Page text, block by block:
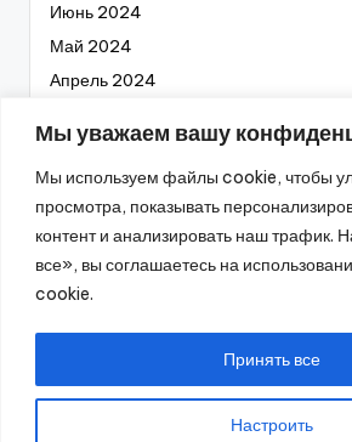
Мы уважаем вашу
Мы используем файлы cookie, чтобы
просмотра, показывать
контент и анализировать наш трафик.
все», вы соглашаетесь на
cookie.
Настроить
Принять все
Июнь 2024
Май 2024
Апрель 2024
Февраль 2024
Январь 2024
Декабрь 2023
Октябрь 2023